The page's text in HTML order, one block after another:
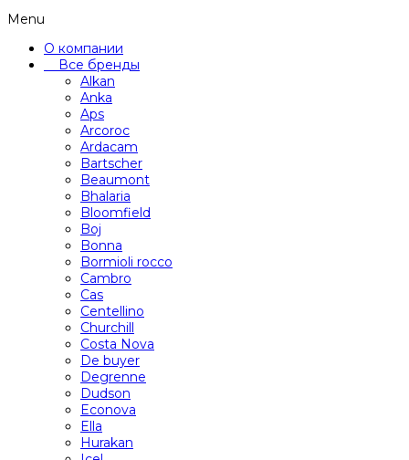
Menu
О компании
Все бренды
Alkan
Anka
Aps
Arcoroc
Ardacam
Bartscher
Beaumont
Bhalaria
Bloomfield
Boj
Bonna
Bormioli rocco
Cambro
Cas
Centellino
Churchill
Costa Nova
De buyer
Degrenne
Dudson
Econova
Ella
Hurakan